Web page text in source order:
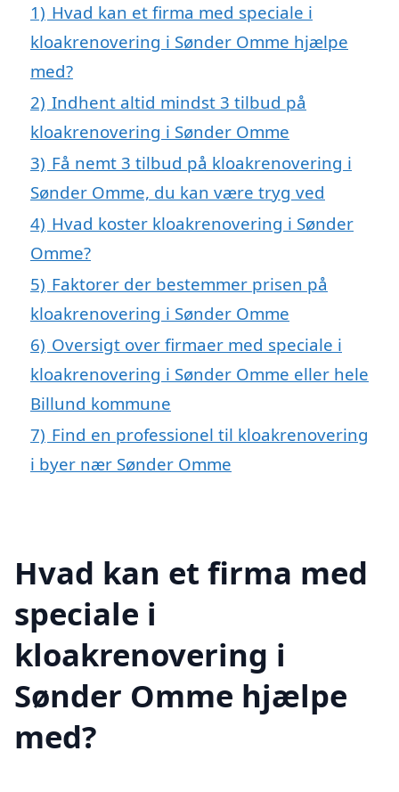
1) Hvad kan et firma med speciale i
kloakrenovering i Sønder Omme hjælpe
med?
2) Indhent altid mindst 3 tilbud på
kloakrenovering i Sønder Omme
3) Få nemt 3 tilbud på kloakrenovering i
Sønder Omme, du kan være tryg ved
4) Hvad koster kloakrenovering i Sønder
Omme?
5) Faktorer der bestemmer prisen på
kloakrenovering i Sønder Omme
6) Oversigt over firmaer med speciale i
kloakrenovering i Sønder Omme eller hele
Billund kommune
7) Find en professionel til kloakrenovering
i byer nær Sønder Omme
Hvad kan et firma med
speciale i
kloakrenovering i
Sønder Omme hjælpe
med?